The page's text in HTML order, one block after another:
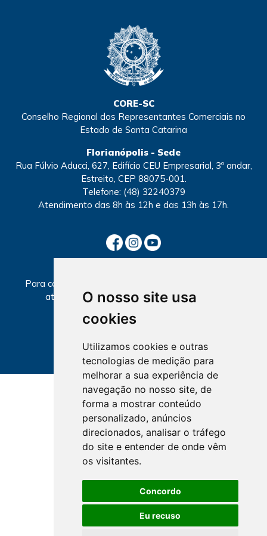
O nosso site usa
cookies
Utilizamos cookies e outras
tecnologias de medição para
melhorar a sua experiência de
navegação no nosso site, de
forma a mostrar conteúdo
personalizado, anúncios
direcionados, analisar o tráfego
do site e entender de onde vêm
os visitantes.
Concordo
Eu recuso
CORE-SC
Conselho Regional dos Representantes Comerciais no
Estado de Santa Catarina
Florianópolis - Sede
Rua Fúlvio Aducci, 627, Edifício CEU Empresarial, 3º andar,
Estreito, CEP 88075-001.
Telefone: (48) 32240379
Atendimento das 8h às 12h e das 13h às 17h.
Para consultar informações sobre local e horários de
atendimento, selecione a Seccional abaixo.